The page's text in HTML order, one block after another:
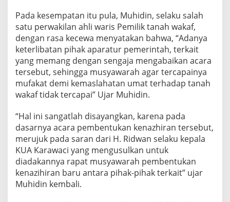
a
k
H
a
d
i
r
D
i
M
s
y
w
a
r
a
M
Pada kesempatan itu pula, Muhidin, selaku salah
satu perwakilan ahli waris Pemilik tanah wakaf,
dengan rasa kecewa menyatakan bahwa, “Adanya
keterlibatan pihak aparatur pemerintah, terkait
yang memang dengan sengaja mengabaikan acara
tersebut, sehingga musyawarah agar tercapainya
mufakat demi kemaslahatan umat terhadap tanah
wakaf tidak tercapai” Ujar Muhidin.
“Hal ini sangatlah disayangkan, karena pada
dasarnya acara pembentukan kenazhiran tersebut,
merujuk pada saran dari H. Ridwan selaku kepala
KUA Karawaci yang mengusulkan untuk
diadakannya rapat musyawarah pembentukan
kenazihiran baru antara pihak-pihak terkait” ujar
Muhidin kembali.